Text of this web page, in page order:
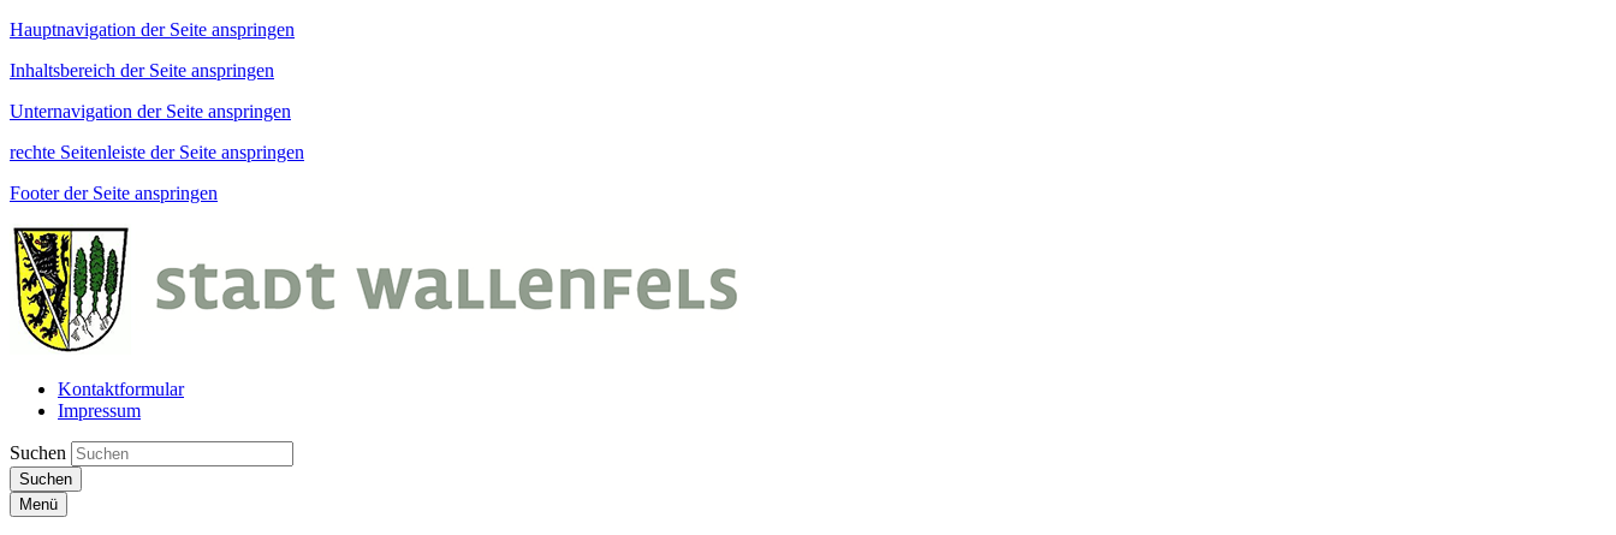
Hauptnavigation der Seite anspringen
Inhaltsbereich der Seite anspringen
Unternavigation der Seite anspringen
rechte Seitenleiste der Seite anspringen
Footer der Seite anspringen
Kontaktformular
Impressum
Suchen
Suchen
Menü